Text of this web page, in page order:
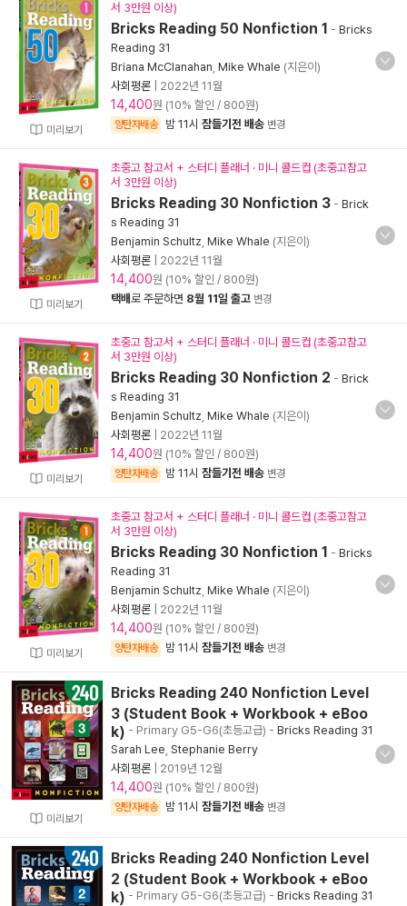
미리보기
서 3만원 이상)
Bricks Reading 50 Nonfiction 1 - Bricks
Reading 31
Briana McClanahan Mike Whale (지은이)
사회평론
2022년 11월
14,400원 (10% 할인 / 800원)
양탄자배송 밤 11시 잠들기전 배송 변경
미리보기
초중고 참고서 + 스터디 플래너 · 미니 콜드컵 (초중고참고
서 3만원 이상)
Bricks Reading 30 Nonfiction 3 - Brick
s Reading 31
Benjamin Schultz Mike Whale (지은이)
사회평론
2022년 11월
14,400원 (10% 할인 / 800원)
택배로 주문하면 8월 11일 출고 변경
미리보기
초중고 참고서 + 스터디 플래너 · 미니 콜드컵 (초중고참고
서 3만원 이상)
Bricks Reading 30 Nonfiction 2 - Brick
s Reading 31
Benjamin Schultz Mike Whale (지은이)
사회평론
2022년 11월
14,400원 (10% 할인 / 800원)
양탄자배송 밤 11시 잠들기전 배송 변경
미리보기
초중고 참고서 + 스터디 플래너 · 미니 콜드컵 (초중고참고
서 3만원 이상)
Bricks Reading 30 Nonfiction 1 - Bricks
Reading 31
Benjamin Schultz Mike Whale (지은이)
사회평론
2022년 11월
14,400원 (10% 할인 / 800원)
양탄자배송 밤 11시 잠들기전 배송 변경
미리보기
Bricks Reading 240 Nonfiction Level
3 (Student Book + Workbook + eBoo
k) - Primary G5-G6(초등고급) - Bricks Reading 31
Sarah Lee Stephanie Berry
사회평론
2019년 12월
14,400원 (10% 할인 / 800원)
양탄자배송 밤 11시 잠들기전 배송 변경
Bricks Reading 240 Nonfiction Level
2 (Student Book + Workbook + eBoo
k) - Primary G5-G6(초등고급) - Bricks Reading 31